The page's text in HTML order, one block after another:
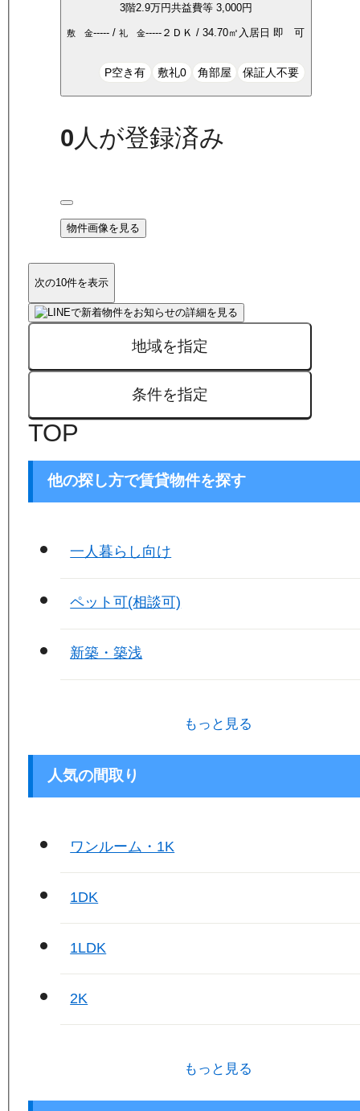
3階2.9万円共益費等 3,000円
敷 金----- /礼 金----- ２ＤＫ /34.70㎡ 入居日 即 可
P空き有 敷礼0 角部屋 保証人不要
0 人が登録済み
物件画像を見る
次の10件を表示
地域を指定
条件を指定
TOP
他の探し方で賃貸物件を探す
一人暮らし向け
ペット可(相談可)
新築・築浅
もっと見る
人気の間取り
ワンルーム・1K
1DK
1LDK
2K
もっと見る